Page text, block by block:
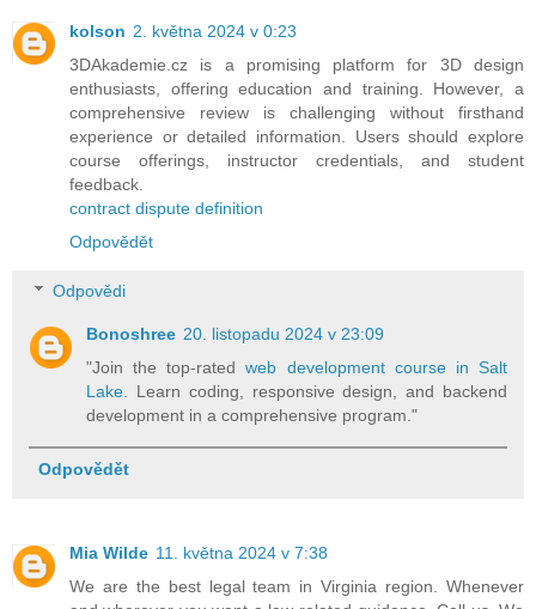
kolson 2. května 2024 v 0:23
3DAkademie.cz is a promising platform for 3D design
enthusiasts, offering education and training. However, a
comprehensive review is challenging without firsthand
experience or detailed information. Users should explore
course offerings, instructor credentials, and student
feedback.
contract dispute definition
Odpovědět
Odpovědi
Bonoshree 20. listopadu 2024 v 23:09
"Join the top-ratedweb development course in Salt
Lake . Learn coding, responsive design, and backend
development in a comprehensive program."
Odpovědět
Mia Wilde 11. května 2024 v 7:38
We are the best legal team in Virginia region. Whenever